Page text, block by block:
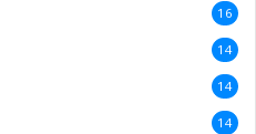
16
14
14
14